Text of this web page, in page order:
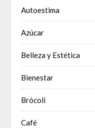
Autoestima
Azúcar
Belleza y Estética
Bienestar
Brócoli
Café